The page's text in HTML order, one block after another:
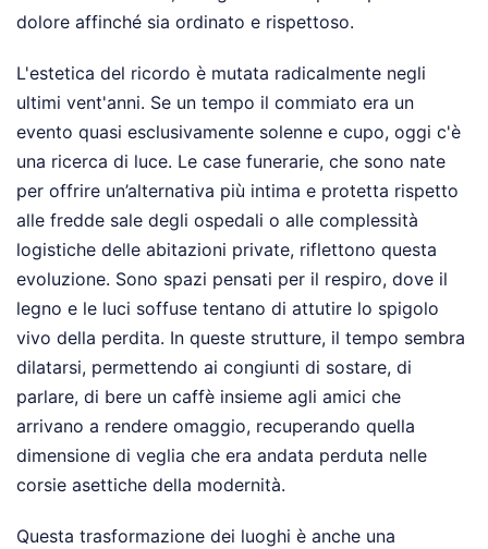
dolore affinché sia ordinato e rispettoso.
L'estetica del ricordo è mutata radicalmente negli
ultimi vent'anni. Se un tempo il commiato era un
evento quasi esclusivamente solenne e cupo, oggi c'è
una ricerca di luce. Le case funerarie, che sono nate
per offrire un’alternativa più intima e protetta rispetto
alle fredde sale degli ospedali o alle complessità
logistiche delle abitazioni private, riflettono questa
evoluzione. Sono spazi pensati per il respiro, dove il
legno e le luci soffuse tentano di attutire lo spigolo
vivo della perdita. In queste strutture, il tempo sembra
dilatarsi, permettendo ai congiunti di sostare, di
parlare, di bere un caffè insieme agli amici che
arrivano a rendere omaggio, recuperando quella
dimensione di veglia che era andata perduta nelle
corsie asettiche della modernità.
Questa trasformazione dei luoghi è anche una